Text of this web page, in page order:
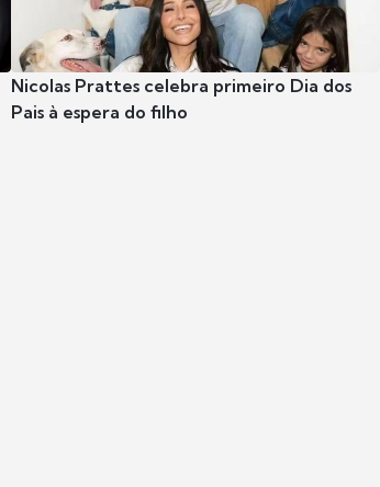
Nicolas Prattes celebra primeiro Dia dos
Pais à espera do filho